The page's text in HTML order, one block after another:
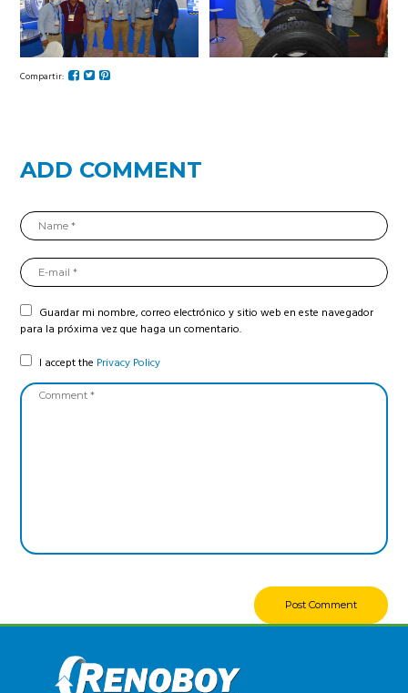
Compartir:
ADD COMMENT
Guardar mi nombre, correo electrónico y sitio web en este navegador
para la próxima vez que haga un comentario.
I accept the Privacy Policy